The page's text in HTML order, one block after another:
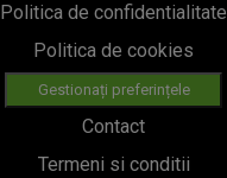
Politica de confidentialitate
Politica de cookies
Gestionați preferințele
Contact
Termeni si conditii